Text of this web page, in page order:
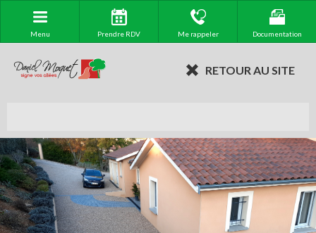
Menu Prendre RDV Me rappeler Documentation
RETOUR AU SITE